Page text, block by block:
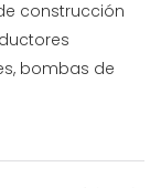
construcción
bombas de